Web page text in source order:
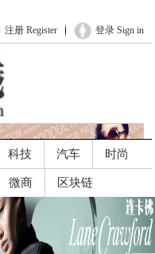
登录 Sign in
注册 Register
科技 汽车 时尚
微商 区块链